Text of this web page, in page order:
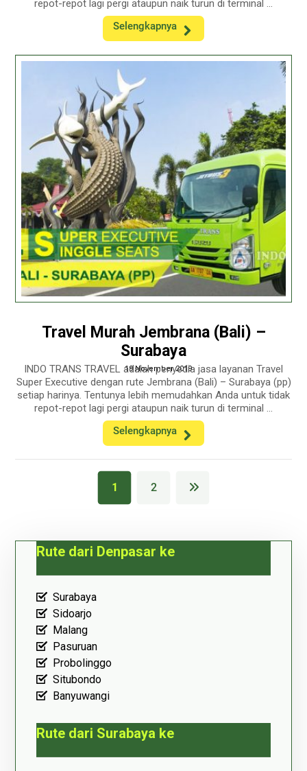
repot-repot lagi pergi ataupun naik turun di terminal ...
Selengkapnya
Travel Murah Jembrana (Bali) –
Surabaya
19 November 2019
INDO TRANS TRAVEL adalah penyedia jasa layanan Travel
Super Executive dengan rute Jembrana (Bali) – Surabaya (pp)
setiap harinya. Tentunya lebih memudahkan Anda untuk tidak
repot-repot lagi pergi ataupun naik turun di terminal ...
Selengkapnya
1 2
Rute dari Denpasar ke
Surabaya
Sidoarjo
Malang
Pasuruan
Probolinggo
Situbondo
Banyuwangi
Rute dari Surabaya ke